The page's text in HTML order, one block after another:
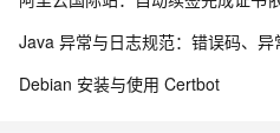
Java 异常与日志规范：错误码、
Debian 安装与使用 Certbot